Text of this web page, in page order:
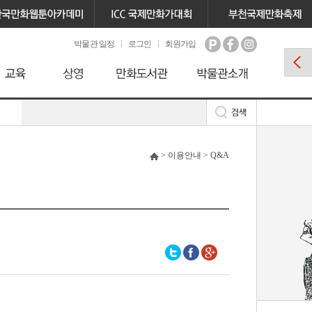
박물관 일정 로그인 회원가입
> 이용안내 > Q&A